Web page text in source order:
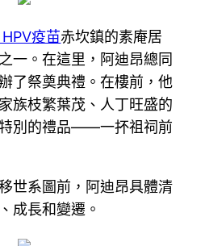
疫苗赤坎鎮的素庵居
一。在這里，阿迪昂總同
了祭奠典禮。在樓前，他
族枝繁葉茂、人丁旺盛的
別的禮品——一抔祖祠前
世系圖前，阿迪昂具體清
成長和變遷。